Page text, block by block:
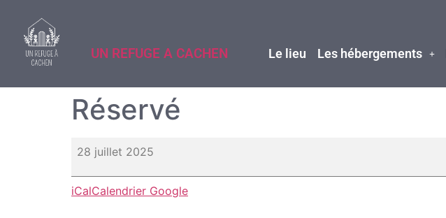
UN REFUGE A CACHEN Le lieu Les hébergements
Réservé
28 juillet 2025
iCalCalendrier Google